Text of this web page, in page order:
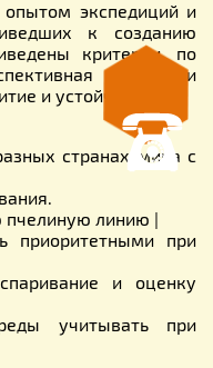
экспедиций и
к созданию
критерии, по
линия, и
и устойчивость.
странах мира с
пчелиную линию |
приоритетными при
и оценку
учитывать при